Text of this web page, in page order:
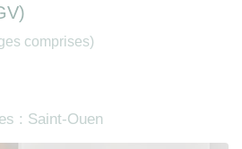
comprises)
: Saint-Ouen